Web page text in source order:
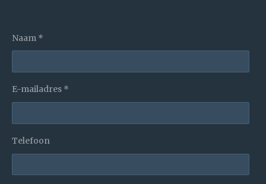
Naam *
E-mailadres *
Telefoon